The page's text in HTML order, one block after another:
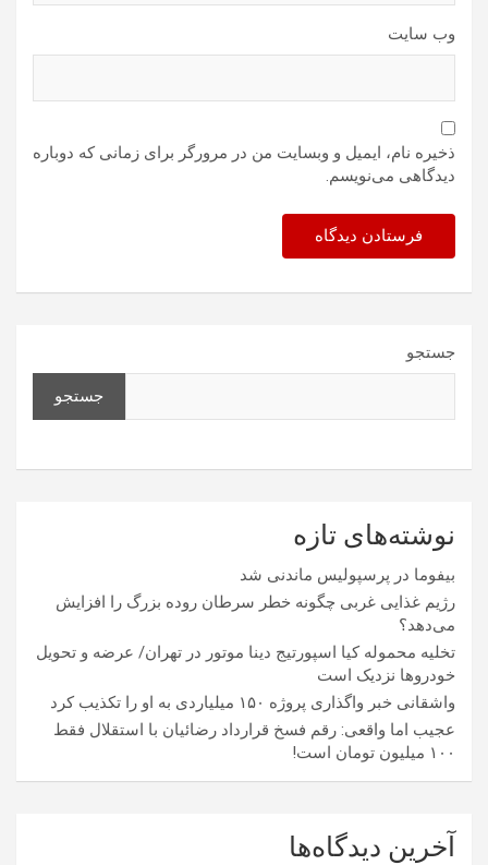
وب‌ سایت
ذخیره نام، ایمیل و وبسایت من در مرورگر برای زمانی که دوباره
دیدگاهی می‌نویسم.
جستجو
جستجو
نوشته‌های تازه
بیفوما در پرسپولیس ماندنی شد
رژیم غذایی غربی چگونه خطر سرطان روده بزرگ را افزایش
می‌دهد؟
تخلیه محموله کیا اسپورتیج دینا موتور در تهران/ عرضه و تحویل
خودروها نزدیک است
واشقانی خبر واگذاری پروژه ۱۵۰ میلیاردی به او را تکذیب کرد
عجیب اما واقعی: رقم فسخ قرارداد رضائیان با استقلال فقط
۱۰۰ میلیون تومان است!
آخرین دیدگاه‌ها